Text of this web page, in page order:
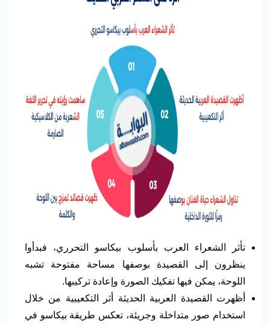
تأثر الشعراء العرب بأسلوب بيكاسو التحرري، فبدأوا
ينظرون إلى القصيدة بوصفها مساحة مفتوحة تشبه
اللوحة، يمكن فيها تفكيك الصورة وإعادة تركيبها.
أظهرت القصيدة العربية الحديثة أثر التكعيبية من خلال
استخدام صور متداخلة وجريئة، تعكس طريقة بيكاسو في